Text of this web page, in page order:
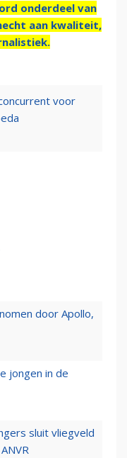
onderdeel van
aan kwaliteit,
voor
door Apollo,
jongen in de
sluit vliegveld